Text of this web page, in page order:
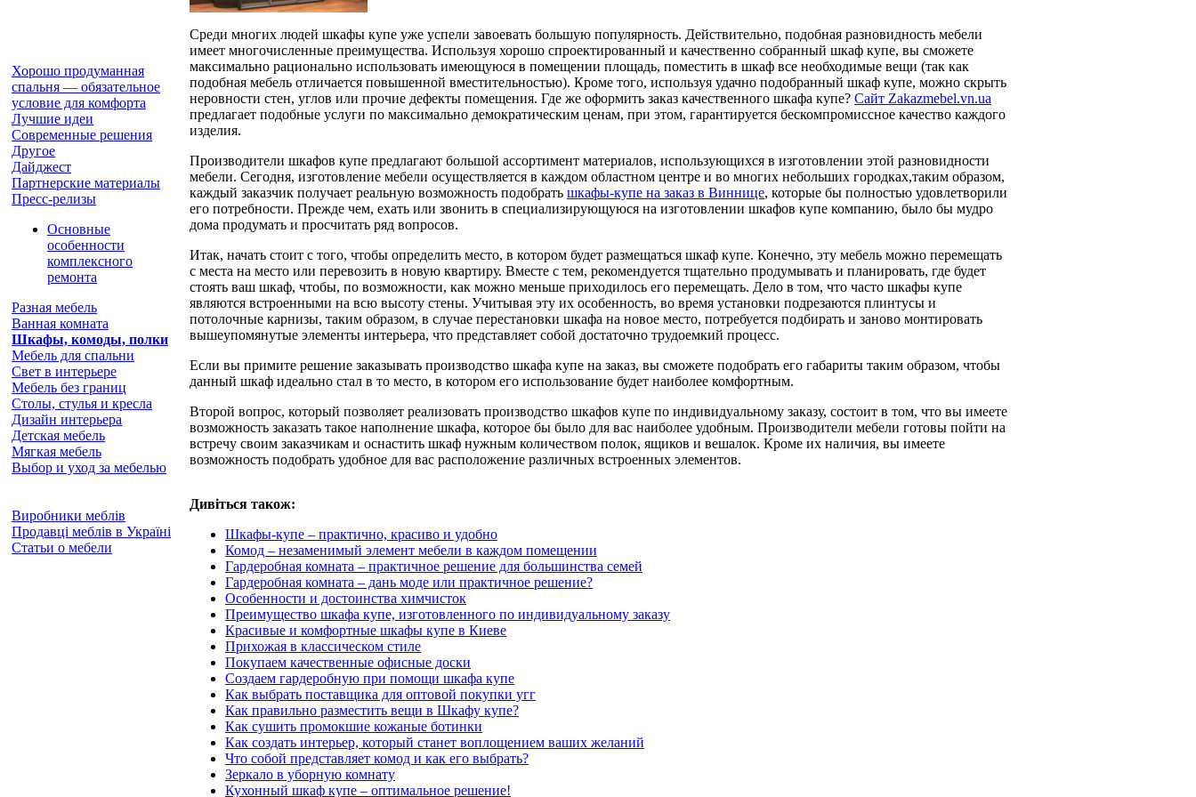
Хорошо продуманная
спальня — обязательное
условие для комфорта
Лучшие идеи
Современные решения
Другое
Дайджест
Партнерские материалы
Пресс-релизы
Основные
особенности
комплексного
ремонта
Разная мебель
Ванная комната
Шкафы, комоды, полки
Мебель для спальни
Свет в интерьере
Мебель без границ
Столы, стулья и кресла
Дизайн интерьера
Детская мебель
Мягкая мебель
Выбор и уход за мебелью
Виробники меблів
Продавці меблів в Україні
Статьи о мебели
Среди многих людей шкафы купе уже успели завоевать большую популярность. Действительно, подобная разновидность мебели
имеет многочисленные преимущества. Используя хорошо спроектированный и качественно собранный шкаф купе, вы сможете
максимально рационально использовать имеющуюся в помещении площадь, поместить в шкаф все необходимые вещи (так как
подобная мебель отличается повышенной вместительностью). Кроме того, используя удачно подобранный шкаф купе, можно скрыть
неровности стен, углов или прочие дефекты помещения. Где же оформить заказ качественного шкафа купе? Сайт Zakazmebel.vn.ua
предлагает подобные услуги по максимально демократическим ценам, при этом, гарантируется бескомпромиссное качество каждого
изделия.
Производители шкафов купе предлагают большой ассортимент материалов, использующихся в изготовлении этой разновидности
мебели. Сегодня, изготовление мебели осуществляется в каждом областном центре и во многих небольших городках,таким образом,
каждый заказчик получает реальную возможность подобрать шкафы-купе на заказ в Виннице, которые бы полностью удовлетворили
его потребности. Прежде чем, ехать или звонить в специализирующуюся на изготовлении шкафов купе компанию, было бы мудро
дома продумать и просчитать ряд вопросов.
Итак, начать стоит с того, чтобы определить место, в котором будет размещаться шкаф купе. Конечно, эту мебель можно перемещать
с места на место или перевозить в новую квартиру. Вместе с тем, рекомендуется тщательно продумывать и планировать, где будет
стоять ваш шкаф, чтобы, по возможности, как можно меньше приходилось его перемещать. Дело в том, что часто шкафы купе
являются встроенными на всю высоту стены. Учитывая эту их особенность, во время установки подрезаются плинтусы и
потолочные карнизы, таким образом, в случае перестановки шкафа на новое место, потребуется подбирать и заново монтировать
вышеупомянутые элементы интерьера, что представляет собой достаточно трудоемкий процесс.
Если вы примите решение заказывать производство шкафа купе на заказ, вы сможете подобрать его габариты таким образом, чтобы
данный шкаф идеально стал в то место, в котором его использование будет наиболее комфортным.
Второй вопрос, который позволяет реализовать производство шкафов купе по индивидуальному заказу, состоит в том, что вы имеете
возможность заказать такое наполнение шкафа, которое бы было для вас наиболее удобным. Производители мебели готовы пойти на
встречу своим заказчикам и оснастить шкаф нужным количеством полок, ящиков и вешалок. Кроме их наличия, вы имеете
возможность подобрать удобное для вас расположение различных встроенных элементов.
Дивіться також:
Шкафы-купе – практично, красиво и удобно
Комод – незаменимый элемент мебели в каждом помещении
Гардеробная комната – практичное решение для большинства семей
Гардеробная комната – дань моде или практичное решение?
Особенности и достоинства химчисток
Преимущество шкафа купе, изготовленного по индивидуальному заказу
Красивые и комфортные шкафы купе в Киеве
Прихожая в классическом стиле
Покупаем качественные офисные доски
Создаем гардеробную при помощи шкафа купе
Как выбрать поставщика для оптовой покупки угг
Как правильно разместить вещи в Шкафу купе?
Как сушить промокшие кожаные ботинки
Как создать интерьер, который станет воплощением ваших желаний
Что собой представляет комод и как его выбрать?
Зеркало в уборную комнату
Кухонный шкаф купе – оптимальное решение!